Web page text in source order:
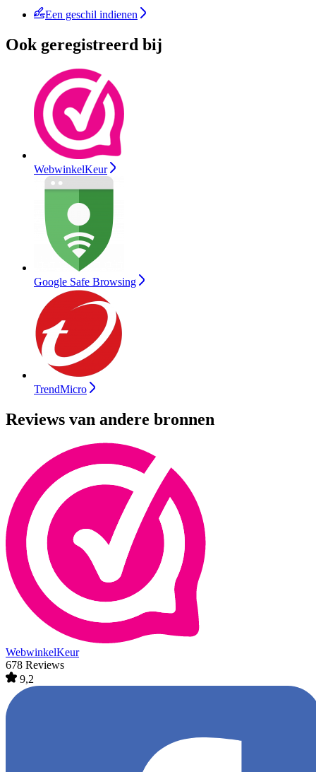
Een geschil indienen
Ook geregistreerd bij
WebwinkelKeur
Google Safe Browsing
TrendMicro
Reviews van andere bronnen
WebwinkelKeur
678 Reviews
9,2